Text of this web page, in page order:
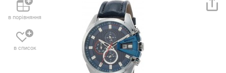
в порівняння
в список